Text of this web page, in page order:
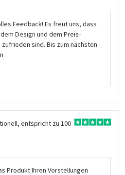
Feedback! Es freut uns, dass
Design und dem Preis-
sind. Bis zum nächsten
entspricht zu 100
Produkt Ihren Vorstellungen